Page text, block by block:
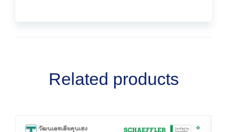
Related products